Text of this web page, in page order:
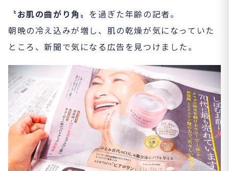
〝お肌の曲がり角〟 を過ぎた年齢の記者。
朝晩の冷え込みが増し、肌の乾燥が気になっていた
ところ、新聞で気になる広告を見つけました。